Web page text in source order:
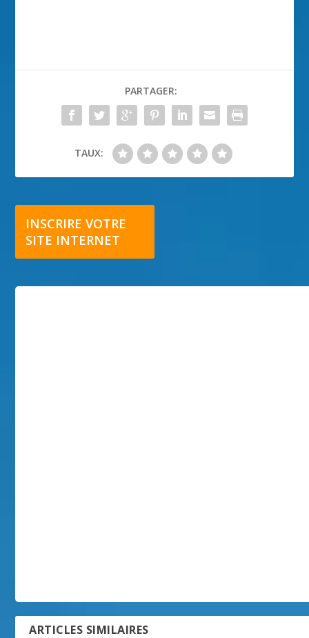
PARTAGER:
TAUX:
INSCRIRE VOTRE
SITE INTERNET
ARTICLES SIMILAIRES